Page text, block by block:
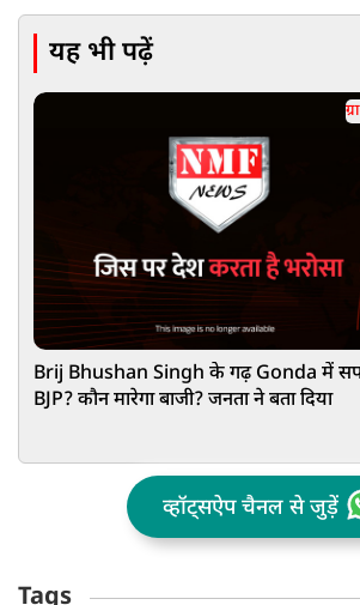
यह भी पढ़ें
Brij Bhushan Singh के गढ़ Gonda में
BJP? कौन मारेगा बाजी? जनता ने बता दिया
व्हॉट्सऐप चैनल से जुड़ें
Tags